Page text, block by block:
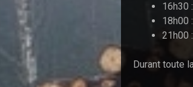
16h30
18h00
21h00
Durant toute